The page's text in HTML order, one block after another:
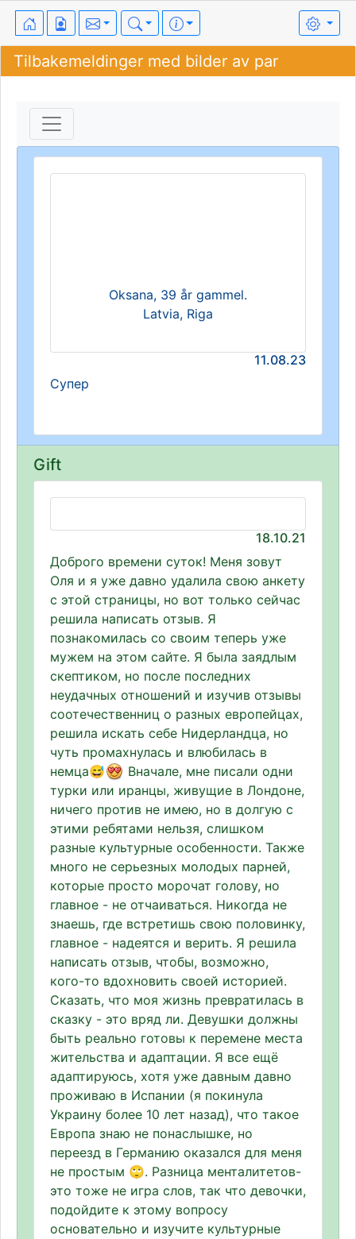
Tilbakemeldinger med bilder av par
Oksana, 39 år gammel.
Latvia, Riga
11.08.23
Супер
Gift
18.10.21
Доброго времени суток! Меня зовут
Оля и я уже давно удалила свою анкету
с этой страницы, но вот только сейчас
решила написать отзыв. Я
познакомилась со своим теперь уже
мужем на этом сайте. Я была заядлым
скептиком, но после последних
неудачных отношений и изучив отзывы
соотечественниц о разных европейцах,
решила искать себе Нидерландца, но
чуть промахнулась и влюбилась в
немца😅
Вначале, мне писали одни
турки или иранцы, живущие в Лондоне,
ничего против не имею, но в долгую с
этими ребятами нельзя, слишком
разные культурные особенности. Также
много не серьезных молодых парней,
которые просто морочат голову, но
главное - не отчаиваться. Никогда не
знаешь, где встретишь свою половинку,
главное - надеятся и верить. Я решила
написать отзыв, чтобы, возможно,
кого-то вдохновить своей историей.
Сказать, что моя жизнь превратилась в
сказку - это вряд ли. Девушки должны
быть реально готовы к перемене места
жительства и адаптации. Я все ещё
адаптируюсь, хотя уже давным давно
проживаю в Испании (я покинула
Украину более 10 лет назад), что такое
Европа знаю не понаслышке, но
переезд в Германию оказался для меня
не простым 🙄. Разница менталитетов-
это тоже не игра слов, так что девочки,
подойдите к этому вопросу
основательно и изучите культурные